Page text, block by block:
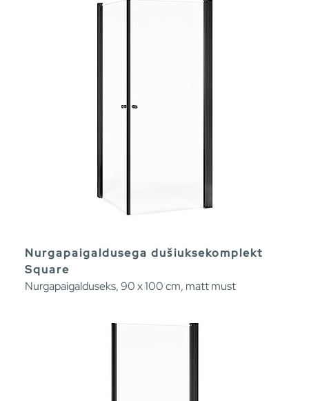
Nurgapaigaldusega dušiuksekomplekt
Square
Nurgapaigalduseks, 90 x 100 cm, matt must